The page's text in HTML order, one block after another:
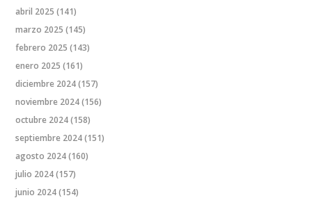
abril 2025 (141)
marzo 2025 (145)
febrero 2025 (143)
enero 2025 (161)
diciembre 2024(157)
noviembre 2024(156)
octubre 2024(158)
septiembre 2024(151)
agosto 2024(160)
julio 2024(157)
junio 2024(154)